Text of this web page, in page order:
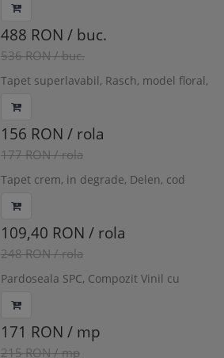
488 RON / buc.
536 RON / buc.
Tapet superlavabil, Rasch, model floral,
156 RON / rola
177 RON / rola
Tapet crem, in degrade, Delen, cod
109,40 RON / rola
248 RON / rola
Pardoseala SPC, Compozit Vinil cu
1220x180x6/0.55 mm, WINSTB-1071/0
171 RON / mp
215 RON / mp